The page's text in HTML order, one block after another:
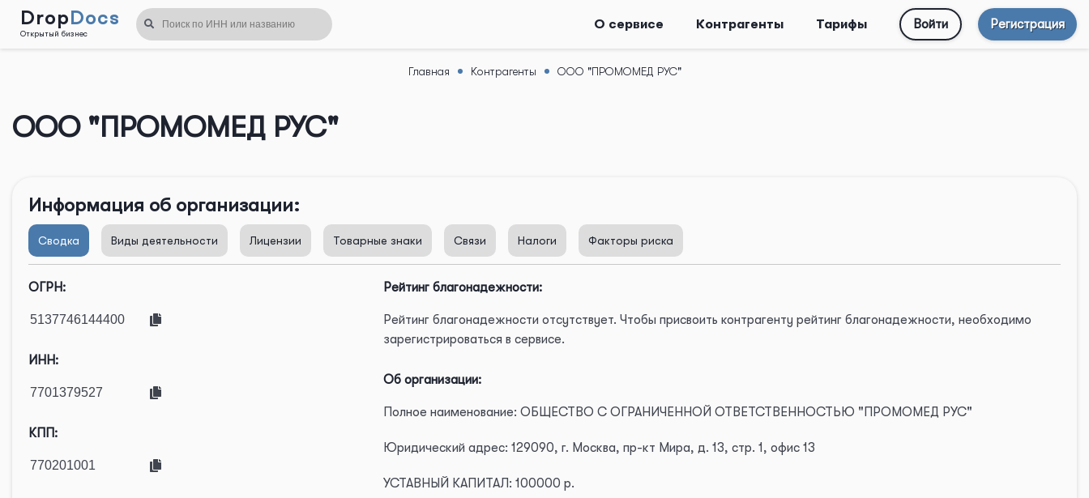
DropDocs
Открытый бизнес
О сервисе Контрагенты Тарифы Войти Регистрация
Главная Контрагенты ООО "ПРОМОМЕД РУС"
ООО "ПРОМОМЕД РУС"
Информация об организации:
Сводка Виды деятельности Лицензии Товарные знаки Связи Налоги Факторы риска
ОГРН:
ИНН:
КПП:
Рейтинг благонадежности:
Рейтинг благонадежности отсутствует. Чтобы присвоить контрагенту рейтинг благонадежности, необходимо
зарегистрироваться в сервисе.
Об организации:
Полное наименование: ОБЩЕСТВО С ОГРАНИЧЕННОЙ ОТВЕТСТВЕННОСТЬЮ "ПРОМОМЕД РУС"
Юридический адрес: 129090, г. Москва, пр-кт Мира, д. 13, стр. 1, офис 13
УСТАВНЫЙ КАПИТАЛ: 100000 р.